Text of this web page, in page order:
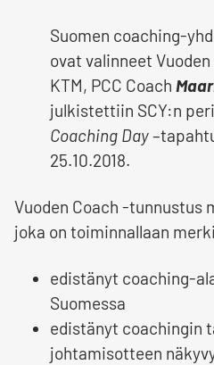
Suomen coaching-
ovat valinneet
KTM, PCC Coach
julkistettiin SCY:n
Coaching Day
25.10.2018.
Vuoden Coach -tunnustus
joka on toiminnallaan
edistänyt coaching-
Suomessa
edistänyt coachingin
johtamisotteen